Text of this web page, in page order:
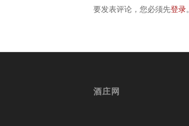
要发表评论，您必须先登录。
酒庄网